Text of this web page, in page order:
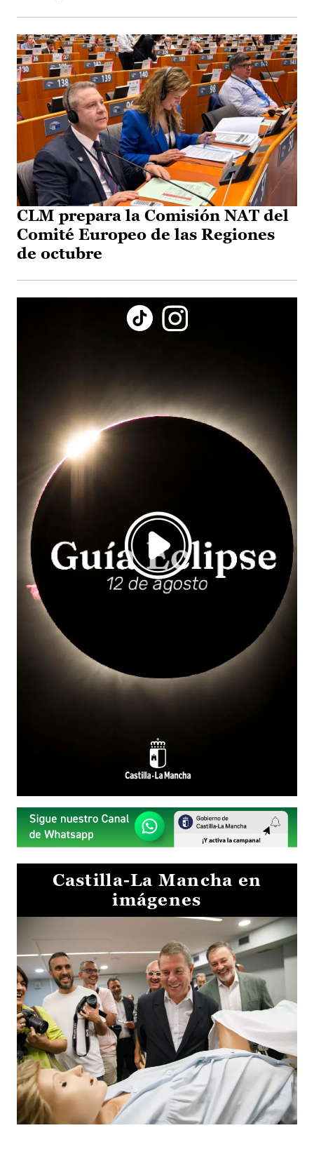
CLM prepara la Comisión NAT del
Comité Europeo de las Regiones
de octubre
Castilla-La Mancha en
imágenes